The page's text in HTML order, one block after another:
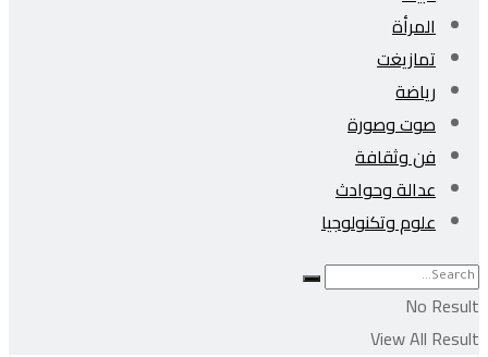
المرأة
تمازيغت
رياضة
صوت وصورة
فن وثقافة
عدالة وحوادث
علوم وتكنولوجيا
No Result
View All Result